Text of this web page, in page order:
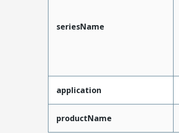
seriesName
application
productName